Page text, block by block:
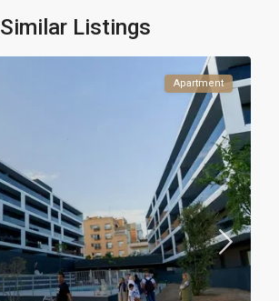
Similar Listings
Apartment